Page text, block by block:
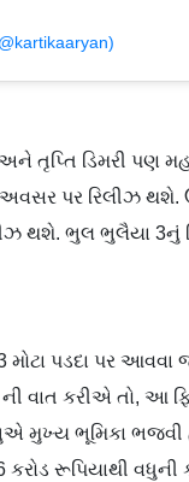
તૃપ્તિ ડિમરી પણ
અવસર પર રિલીઝ
થશે. ભુલ ભુલૈયા 3નું
પડદા પર
વાત કરીએ તો, આ
મુખ્ય ભૂમિકા ભજવી
રૂપિયાથી વધુની